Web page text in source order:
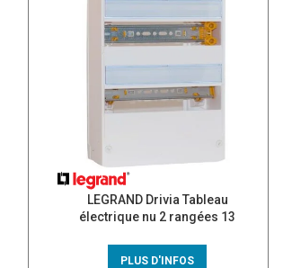
LEGRAND Drivia Tableau
électrique nu 2 rangées 13
PLUS D'INFOS